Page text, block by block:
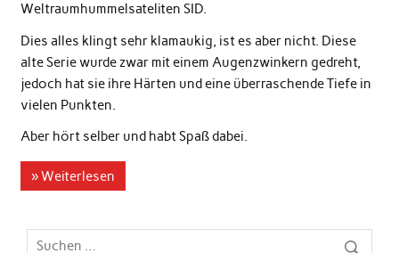
Weltraumhummelsateliten SID.
Dies alles klingt sehr klamaukig, ist es aber nicht. Diese
alte Serie wurde zwar mit einem Augenzwinkern gedreht,
jedoch hat sie ihre Härten und eine überraschende Tiefe in
vielen Punkten.
Aber hört selber und habt Spaß dabei.
» Weiterlesen